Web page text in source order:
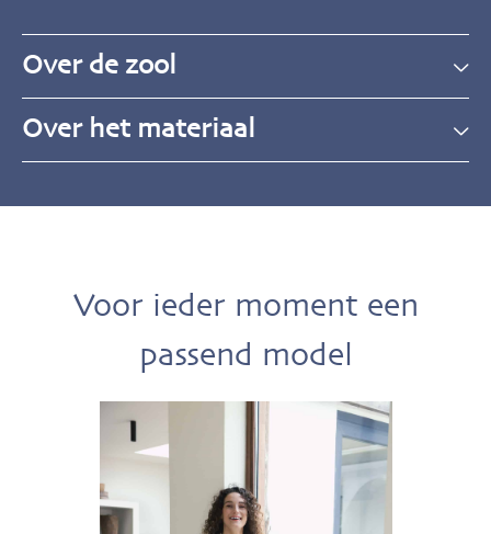
Over de zool
Over het materiaal
Voor ieder moment een
passend model